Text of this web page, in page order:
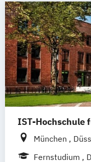
IST-Hochschule
München
Weil am Rhein
Fernstudium